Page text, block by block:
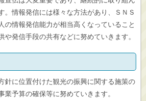
。情報発信には様々な方法があり、ＳＮＳ
の情報発信能力が相当高くなっていること
や発信手段の共有などに努めていきます。
針に位置付けた観光の振興に関する施策の
業予算の確保等に努めていきます。